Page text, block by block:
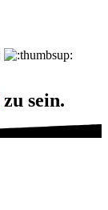
zu sein.